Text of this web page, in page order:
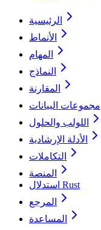
الرئيسية
الأنماط
المهام
النماذج
المقارنة
مجموعات البيانات
اللولب والحلول
الأدلة الإرشادية
التكاملات
المنصة
استدلال Rust
المرجع
المساعدة